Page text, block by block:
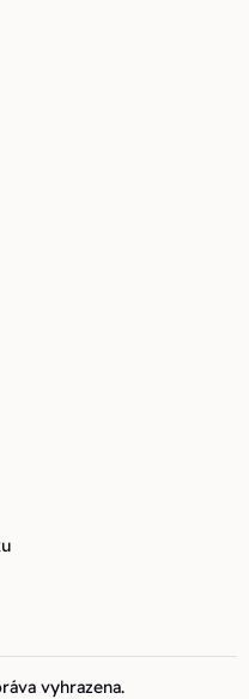
vyhrazena.